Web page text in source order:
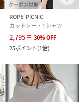
クーポン対象
ROPE' PICNIC
カットソー・Tシャツ
2,795円 30%OFF
25ポイント(1倍)